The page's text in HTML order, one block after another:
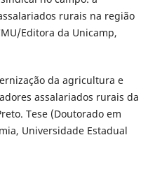
rurais na região
Editora da Unicamp,
da agricultura e
assalariados rurais da
Tese (Doutorado em
Universidade Estadual